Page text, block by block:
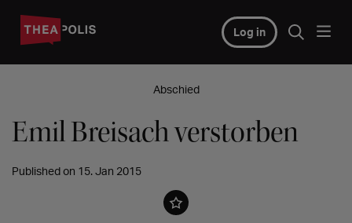
Log in
Abschied
Emil Breisach verstorben
Published on 15. Jan 2015